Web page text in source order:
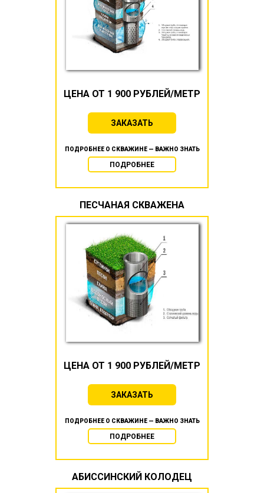
ЦЕНА ОТ 1 900 РУБЛЕЙ/МЕТР
ЗАКАЗАТЬ
ПОДРОБНЕЕ О СКВАЖИНЕ — ВАЖНО ЗНАТЬ
ПОДРОБНЕЕ
ПЕСЧАНАЯ СКВАЖЕНА
ЦЕНА ОТ 1 900 РУБЛЕЙ/МЕТР
ЗАКАЗАТЬ
ПОДРОБНЕЕ О СКВАЖИНЕ — ВАЖНО ЗНАТЬ
ПОДРОБНЕЕ
АБИССИНСКИЙ КОЛОДЕЦ